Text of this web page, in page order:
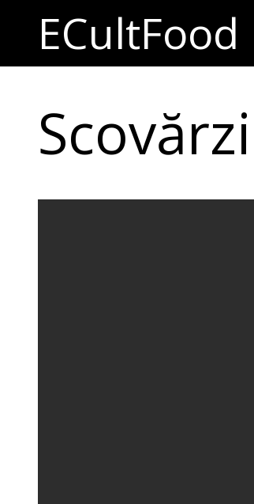
ECultFood
Scovărzi